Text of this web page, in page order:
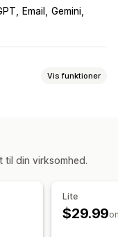
Email
Gemini
Vis funktioner
din virksomhed.
Lite
$29.99